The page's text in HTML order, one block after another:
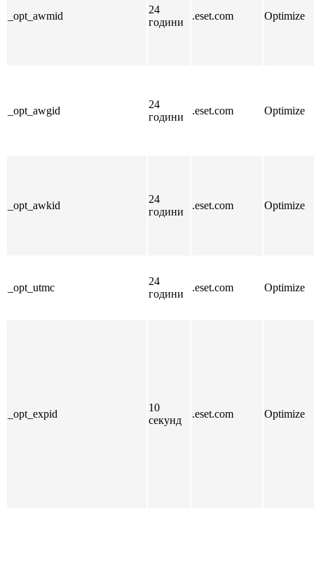
_opt_awmid
24
години
.eset.com Optimize
_opt_awgid
24
години
.eset.com Optimize
_opt_awkid
24
години
.eset.com Optimize
_opt_utmc
24
години
.eset.com Optimize
_opt_expid
10
секунд
.eset.com Optimize